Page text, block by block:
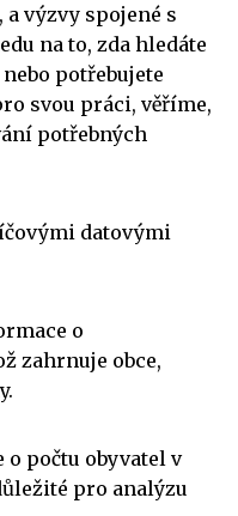
výzvy spojené s
na to, zda hledáte
potřebujete
svou práci, věříme,
potřebných
datovými
o
zahrnuje obce,
o počtu obyvatel v
pro analýzu